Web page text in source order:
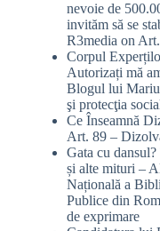
nevoie de
invităm să se
R3media on
Corpul
Autorizați mă
Blogul lui
şi protecţia
Ce Înseamnă
Art. 89 –
Gata cu
și alte mituri –
Națională a
Publice din
de exprimare